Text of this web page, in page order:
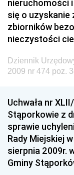
Dziennik
Dziennik
Państwowych
Dziennik
Rozwoju
Dziennik
Dziennik
Regionalnej
Dziennik
Dziennik
nieruchomości
się o uzyskanie
zbiorników
nieczystości
Dziennik
2009 nr 474 poz.
Uchwała nr
Stąporkowie z
sprawie
Rady Miejskiej
sierpnia 2009r.
Gminy